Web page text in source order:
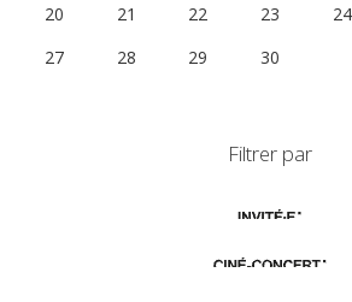
20
21 22 23 24
27
28 29 30
Filtrer par